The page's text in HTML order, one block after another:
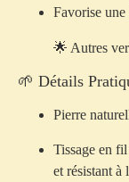
Favorise
🌟 Autres
🌱 Détails
Pierre
Tissage en
et résistant à